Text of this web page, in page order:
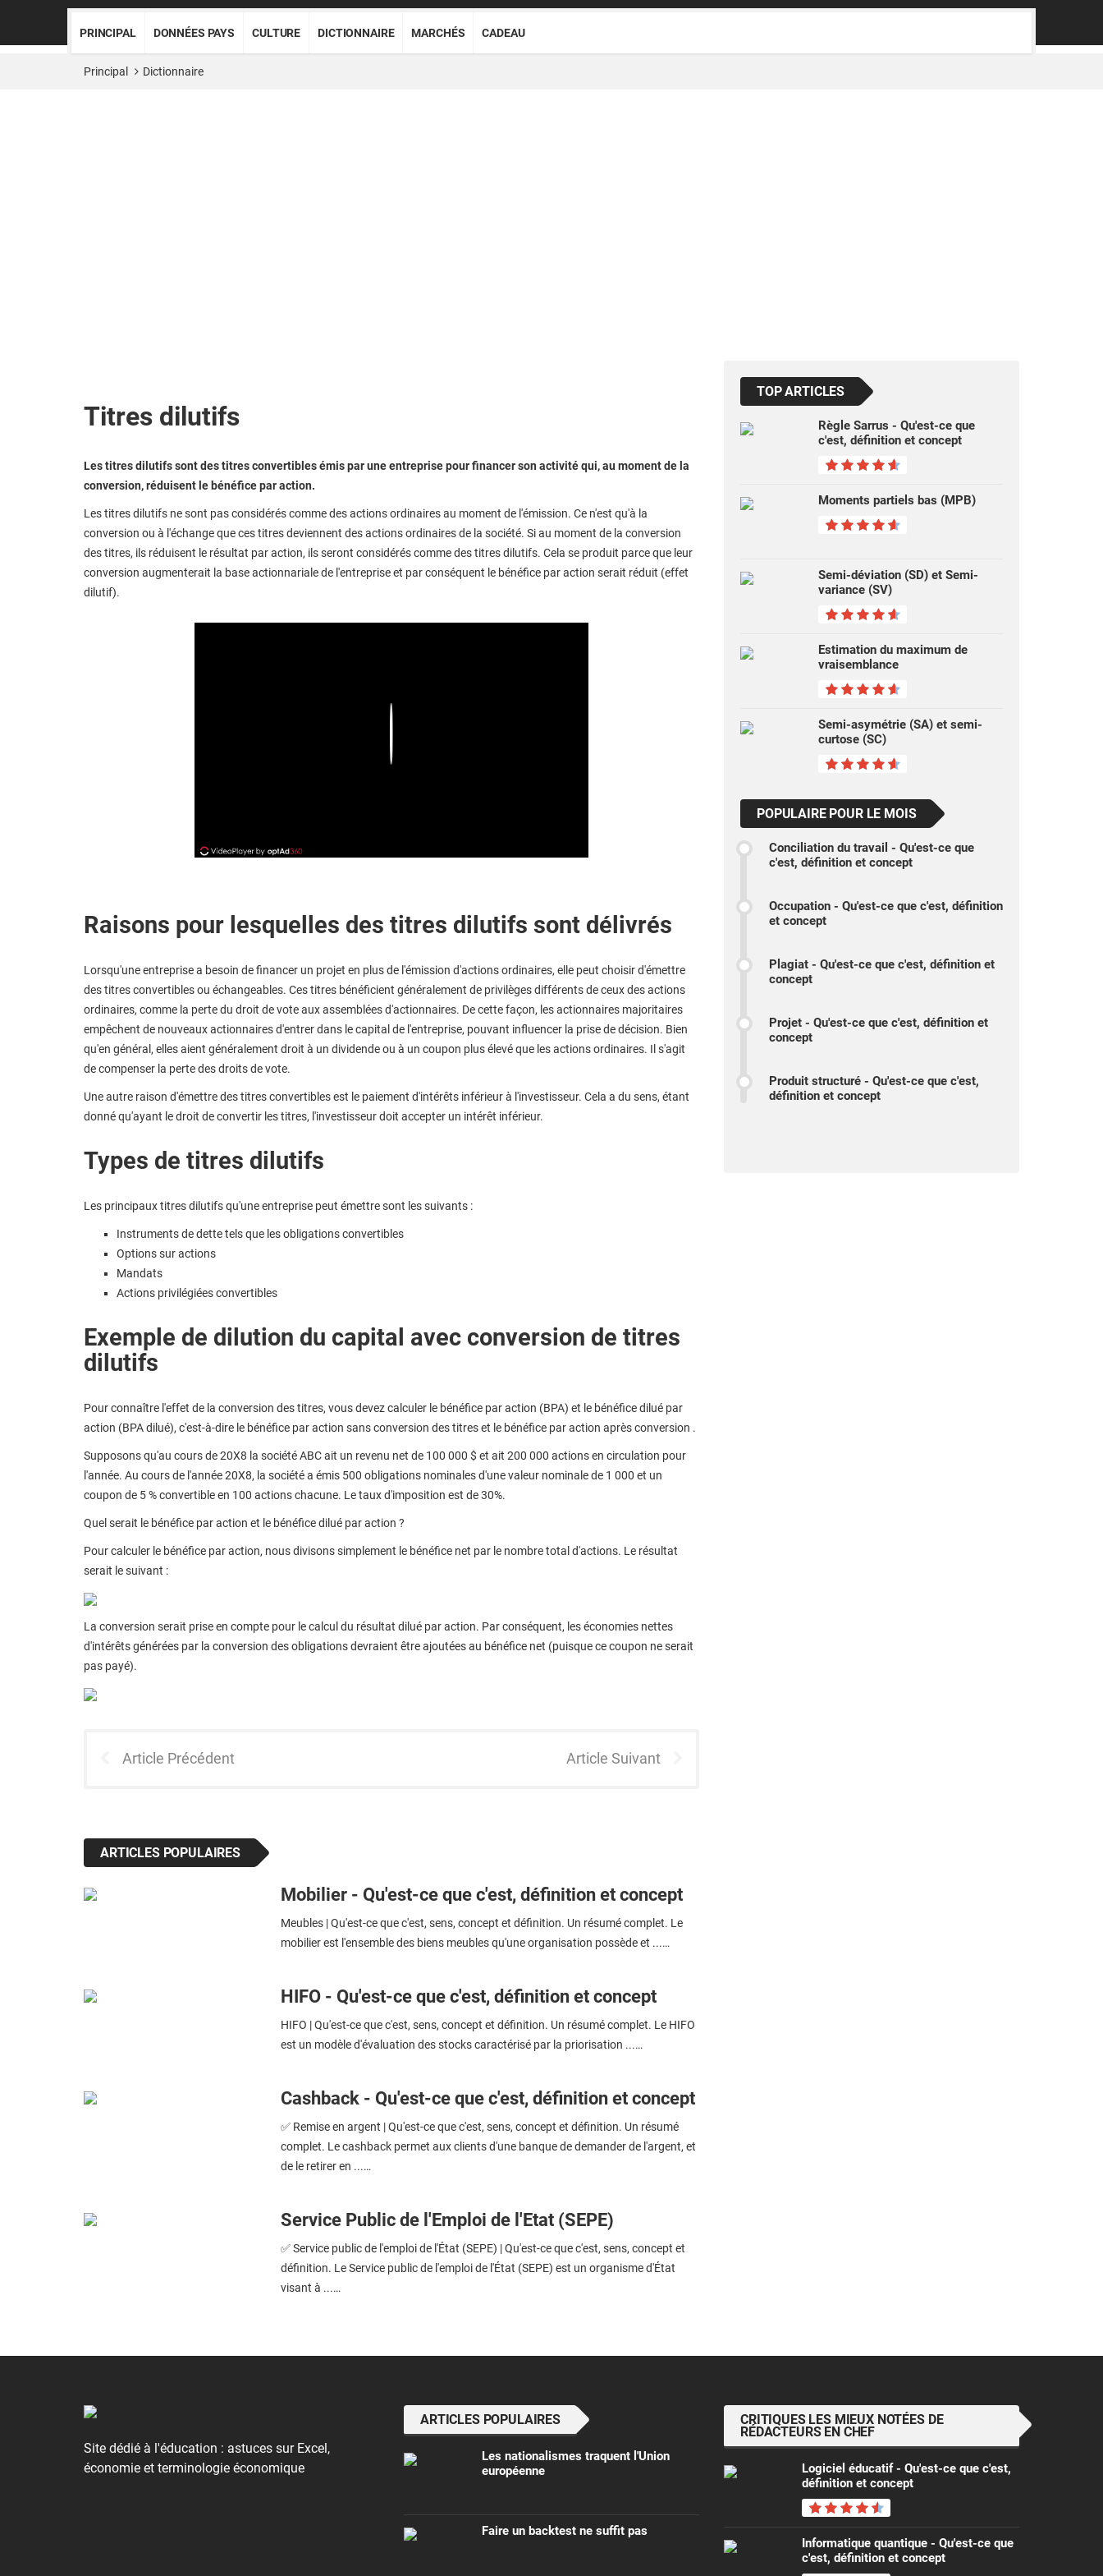
PRINCIPAL DONNÉES PAYS CULTURE DICTIONNAIRE MARCHÉS CADEAU
Principal Dictionnaire
Titres dilutifs
Les titres dilutifs sont des titres convertibles émis par une entreprise pour financer son activité qui, au moment de la
conversion, réduisent le bénéfice par action.
Les titres dilutifs ne sont pas considérés comme des actions ordinaires au moment de l'émission. Ce n'est qu'à la
conversion ou à l'échange que ces titres deviennent des actions ordinaires de la société. Si au moment de la conversion
des titres, ils réduisent le résultat par action, ils seront considérés comme des titres dilutifs. Cela se produit parce que leur
conversion augmenterait la base actionnariale de l'entreprise et par conséquent le bénéfice par action serait réduit (effet
dilutif).
Raisons pour lesquelles des titres dilutifs sont délivrés
Lorsqu'une entreprise a besoin de financer un projet en plus de l'émission d'actions ordinaires, elle peut choisir d'émettre
des titres convertibles ou échangeables. Ces titres bénéficient généralement de privilèges différents de ceux des actions
ordinaires, comme la perte du droit de vote aux assemblées d'actionnaires. De cette façon, les actionnaires majoritaires
empêchent de nouveaux actionnaires d'entrer dans le capital de l'entreprise, pouvant influencer la prise de décision. Bien
qu'en général, elles aient généralement droit à un dividende ou à un coupon plus élevé que les actions ordinaires. Il s'agit
de compenser la perte des droits de vote.
Une autre raison d'émettre des titres convertibles est le paiement d'intérêts inférieur à l'investisseur. Cela a du sens, étant
donné qu'ayant le droit de convertir les titres, l'investisseur doit accepter un intérêt inférieur.
Types de titres dilutifs
Les principaux titres dilutifs qu'une entreprise peut émettre sont les suivants :
Instruments de dette tels que les obligations convertibles
Options sur actions
Mandats
Actions privilégiées convertibles
Exemple de dilution du capital avec conversion de titres
dilutifs
Pour connaître l'effet de la conversion des titres, vous devez calculer le bénéfice par action (BPA) et le bénéfice dilué par
action (BPA dilué), c'est-à-dire le bénéfice par action sans conversion des titres et le bénéfice par action après conversion .
Supposons qu'au cours de 20X8 la société ABC ait un revenu net de 100 000 $ et ait 200 000 actions en circulation pour
l'année. Au cours de l'année 20X8, la société a émis 500 obligations nominales d'une valeur nominale de 1 000 et un
coupon de 5 % convertible en 100 actions chacune. Le taux d'imposition est de 30%.
Quel serait le bénéfice par action et le bénéfice dilué par action ?
Pour calculer le bénéfice par action, nous divisons simplement le bénéfice net par le nombre total d'actions. Le résultat
serait le suivant :
La conversion serait prise en compte pour le calcul du résultat dilué par action. Par conséquent, les économies nettes
d'intérêts générées par la conversion des obligations devraient être ajoutées au bénéfice net (puisque ce coupon ne serait
pas payé).
Article Précédent Article Suivant
ARTICLES POPULAIRES
Mobilier - Qu'est-ce que c'est, définition et concept
Meubles | Qu'est-ce que c'est, sens, concept et définition. Un résumé complet. Le
mobilier est l'ensemble des biens meubles qu'une organisation possède et ...…
HIFO - Qu'est-ce que c'est, définition et concept
HIFO | Qu'est-ce que c'est, sens, concept et définition. Un résumé complet. Le HIFO
est un modèle d'évaluation des stocks caractérisé par la priorisation ...…
Cashback - Qu'est-ce que c'est, définition et concept
✅ Remise en argent | Qu'est-ce que c'est, sens, concept et définition. Un résumé
complet. Le cashback permet aux clients d'une banque de demander de l'argent, et
de le retirer en ...…
Service Public de l'Emploi de l'Etat (SEPE)
✅ Service public de l'emploi de l'État (SEPE) | Qu'est-ce que c'est, sens, concept et
définition. Le Service public de l'emploi de l'État (SEPE) est un organisme d'État
visant à ...…
TOP ARTICLES
Règle Sarrus - Qu'est-ce que
c'est, définition et concept
Moments partiels bas (MPB)
Semi-déviation (SD) et Semi-
variance (SV)
Estimation du maximum de
vraisemblance
Semi-asymétrie (SA) et semi-
curtose (SC)
POPULAIRE POUR LE MOIS
Conciliation du travail - Qu'est-ce que
c'est, définition et concept
Occupation - Qu'est-ce que c'est, définition
et concept
Plagiat - Qu'est-ce que c'est, définition et
concept
Projet - Qu'est-ce que c'est, définition et
concept
Produit structuré - Qu'est-ce que c'est,
définition et concept
Site dédié à l'éducation : astuces sur Excel,
économie et terminologie économique
ARTICLES POPULAIRES
Les nationalismes traquent l'Union
européenne
Faire un backtest ne suffit pas
CRITIQUES LES MIEUX NOTÉES DE
RÉDACTEURS EN CHEF
Logiciel éducatif - Qu'est-ce que c'est,
définition et concept
Informatique quantique - Qu'est-ce que
c'est, définition et concept